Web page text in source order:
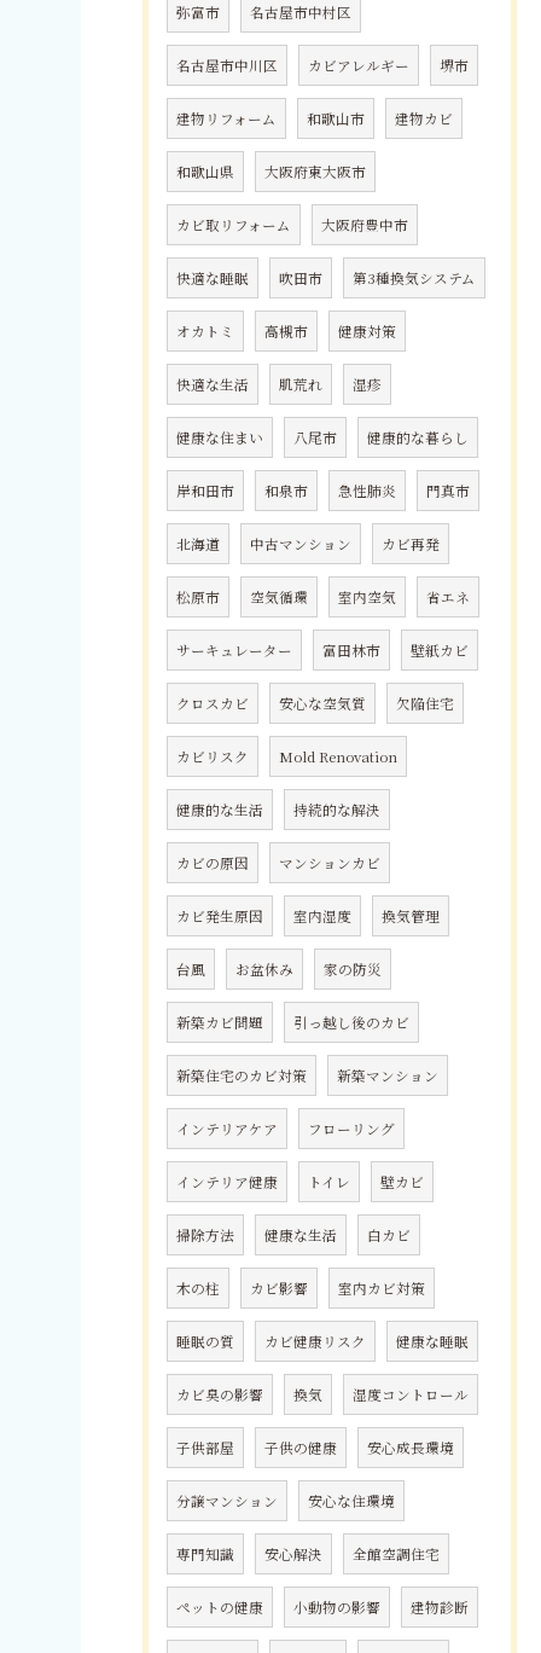
弥富市 名古屋市中村区
名古屋市中川区 カビアレルギー 堺市
建物リフォーム 和歌山市 建物カビ
和歌山県 大阪府東大阪市
カビ取リフォーム 大阪府豊中市
快適な睡眠 吹田市 第3種換気システム
オカトミ 高槻市 健康対策
快適な生活 肌荒れ 湿疹
健康な住まい 八尾市 健康的な暮らし
岸和田市 和泉市 急性肺炎 門真市
北海道 中古マンション カビ再発
松原市 空気循環 室内空気 省エネ
サーキュレーター 富田林市 壁紙カビ
クロスカビ 安心な空気質 欠陥住宅
カビリスク Mold Renovation
健康的な生活 持続的な解決
カビの原因 マンションカビ
カビ発生原因 室内湿度 換気管理
台風 お盆休み 家の防災
新築カビ問題 引っ越し後のカビ
新築住宅のカビ対策 新築マンション
インテリアケア フローリング
インテリア健康 トイレ 壁カビ
掃除方法 健康な生活 白カビ
木の柱 カビ影響 室内カビ対策
睡眠の質 カビ健康リスク 健康な睡眠
カビ臭の影響 換気 湿度コントロール
子供部屋 子供の健康 安心成長環境
分譲マンション 安心な住環境
専門知識 安心解決 全館空調住宅
ペットの健康 小動物の影響 建物診断